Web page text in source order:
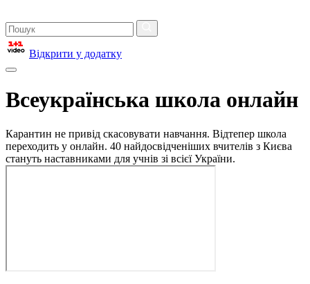
Відкрити у додатку
Всеукраїнська школа онлайн
Карантин не привід скасовувати навчання. Відтепер школа
переходить у онлайн. 40 найдосвідченіших вчителів з Києва
стануть наставниками для учнів зі всієї України.